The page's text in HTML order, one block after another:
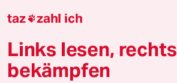
team zukunft
taz frisch
taz zahl ich
taz zahl ich
Links lesen, rechts
bekämpfen